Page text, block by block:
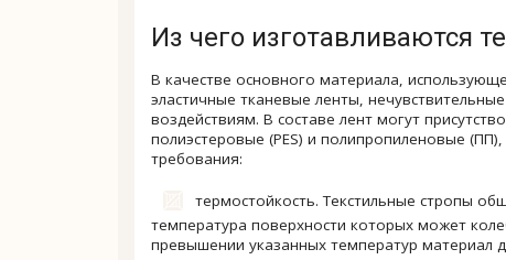
Из чего изготавливаются
В качестве основного материала,
эластичные тканевые ленты,
воздействиям. В составе лент могут
полиэстеровые (PES) и полипропиленовые
требования:
термостойкость. Текстильные стропы
температура поверхности которых может
превышении указанных температур материал